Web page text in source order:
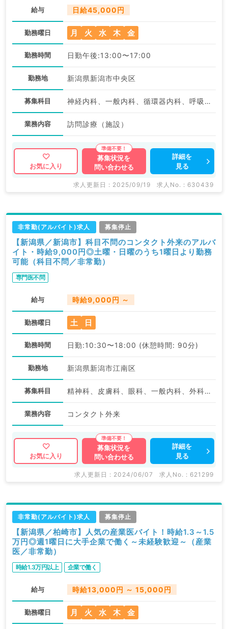
給与 日給45,000円
勤務曜日 月 火 水 木 金
勤務時間 日勤午後:13:00〜17:00
勤務地 新潟県新潟市中央区
募集科目 神経内科、一般内科、循環器内科、呼吸器内科、消化器内科、内分泌・代謝内科、腎臓内科、老年内科、外科系全般、一般外科
業務内容 訪問診療（施設）
お気に入り
募集状況を
問い合わせる
詳細を
見る
求人更新日 : 2025/09/19 求人No. : 630439
非常勤(アルバイト)求人 募集停止
【新潟県／新潟市】科目不問のコンタクト外来のアルバ
イト・時給9,000円◎土曜・日曜のうち1曜日より勤務
可能（科目不問／非常勤）
専門医不問
給与 時給9,000円 ～
勤務曜日 土 日
勤務時間 日勤:10:30〜18:00 (休憩時間: 90分)
勤務地 新潟県新潟市江南区
募集科目 精神科、皮膚科、眼科、一般内科、外科系全般、一般外科、科目不問
業務内容 コンタクト外来
お気に入り
募集状況を
問い合わせる
詳細を
見る
求人更新日 : 2024/06/07 求人No. : 621299
非常勤(アルバイト)求人 募集停止
【新潟県／柏崎市】人気の産業医バイト！時給1.3～1.5
万円◎週1曜日に大手企業で働く～未経験歓迎～（産業
医／非常勤）
時給1.3万円以上 企業で働く
給与 時給13,000円 ～ 15,000円
勤務曜日 月 火 水 木 金